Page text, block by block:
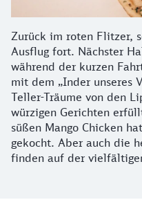
Zurück im roten Flitzer,
Ausflug fort. Nächster
während der kurzen
mit dem „Inder unseres
Teller-Träume von den
würzigen Gerichten
süßen Mango Chicken
gekocht. Aber auch die
finden auf der